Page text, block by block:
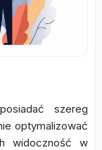
szereg
optymalizować
widoczność w